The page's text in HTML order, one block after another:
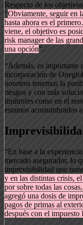
Respecto de los
“Obviamente, seguir en
hasta ahora es el
viene, el objetivo es
risk manager de las
una opción”.
“Además, es importante
incorporación de
nosotros tenemos la
riesgos y con más
limítrofes como en el
estamos acostumbrados
“En base a la
mercado asegurador, lo
imprevisibilidad que
y en las distintas crisis,
por sobre todas las
agregó una dosis de
pagos de primas al
después con el impuesto